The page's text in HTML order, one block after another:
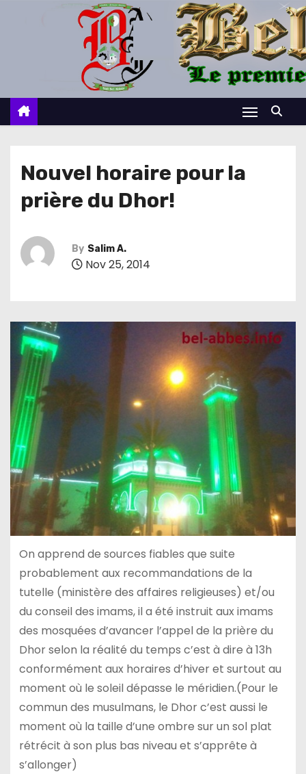
c
Nouvel horaire pour la
prière du Dhor!
By Salim A.
Nov 25, 2014
On apprend de sources fiables que suite
probablement aux recommandations de la
tutelle (ministère des affaires religieuses) et/ou
du conseil des imams, il a été instruit aux imams
des mosquées d’avancer l’appel de la prière du
Dhor selon la réalité du temps c’est à dire à 13h
conformément aux horaires d’hiver et surtout au
moment où le soleil dépasse le méridien.(Pour le
commun des musulmans, le Dhor c’est aussi le
moment où la taille d’une ombre sur un sol plat
rétrécit à son plus bas niveau et s’apprête à
s’allonger)